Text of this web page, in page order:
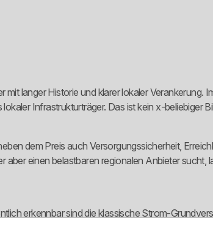
langer Historie und klarer lokaler Verankerung.
Infrastrukturträger. Das ist kein x-beliebiger
dem Preis auch Versorgungssicherheit,
einen belastbaren regionalen Anbieter sucht,
erkennbar sind die klassische Strom-
Stadtwerke auf vergünstigte Sonderverträge